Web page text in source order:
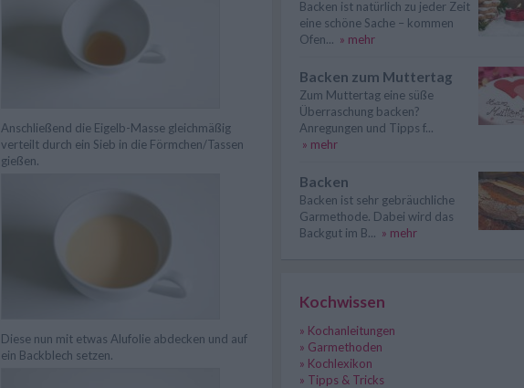
Anschließend die Eigelb-Masse gleichmäßig
verteilt durch ein Sieb in die Förmchen/Tassen
gießen.
Diese nun mit etwas Alufolie abdecken und auf
ein Backblech setzen.
Backen ist natürlich zu jeder Zeit
eine schöne Sache – kommen
Ofen... » mehr
Backen zum Muttertag
Zum Muttertag eine süße
Überraschung backen?
Anregungen und Tipps f...
» mehr
Backen
Backen ist sehr gebräuchliche
Garmethode. Dabei wird das
Backgut im B... » mehr
Kochwissen
» Kochanleitungen
» Garmethoden
» Kochlexikon
» Tipps & Tricks